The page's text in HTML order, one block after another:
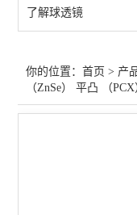
过滤片
了解球透镜
你的位置：首页 > 产
（ZnSe） 平凸 （